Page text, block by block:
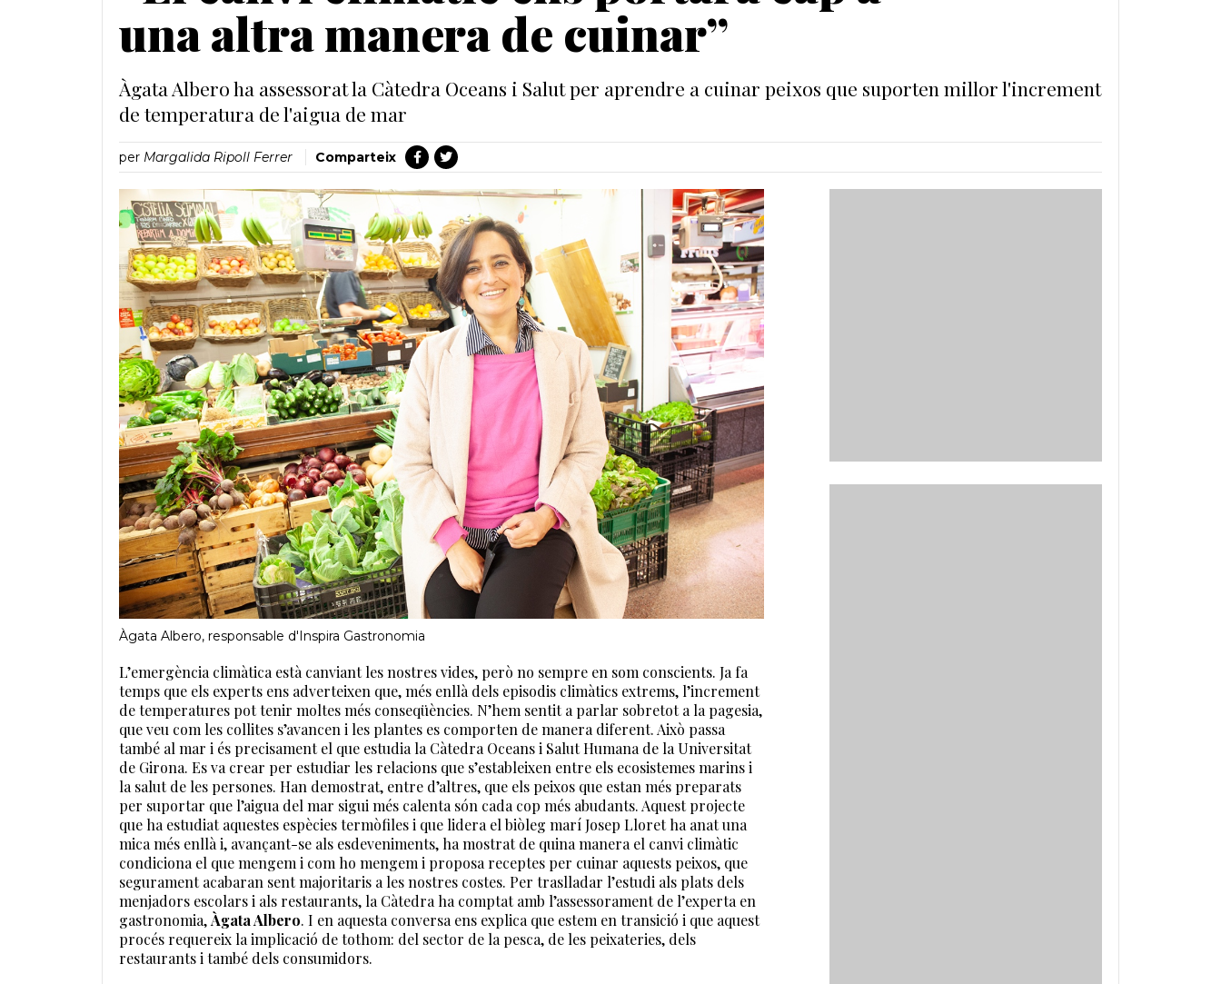
una altra manera de cuinar”
Àgata Albero ha assessorat la Càtedra Oceans i Salut per aprendre a cuinar peixos que suporten millor l'increment
de temperatura de l'aigua de mar
per Margalida Ripoll Ferrer Comparteix
Àgata Albero, responsable d'Inspira Gastronomia
L’emergència climàtica està canviant les nostres vides, però no sempre en som conscients. Ja fa
temps que els experts ens adverteixen que, més enllà dels episodis climàtics extrems, l’increment
de temperatures pot tenir moltes més conseqüències. N’hem sentit a parlar sobretot a la pagesia,
que veu com les collites s’avancen i les plantes es comporten de manera diferent. Això passa
també al mar i és precisament el que estudia la Càtedra Oceans i Salut Humana de la Universitat
de Girona. Es va crear per estudiar les relacions que s’estableixen entre els ecosistemes marins i
la salut de les persones. Han demostrat, entre d’altres, que els peixos que estan més preparats
per suportar que l’aigua del mar sigui més calenta són cada cop més abudants. Aquest projecte
que ha estudiat aquestes espècies termòfiles i que lidera el biòleg marí Josep Lloret ha anat una
mica més enllà i, avançant-se als esdeveniments, ha mostrat de quina manera el canvi climàtic
condiciona el que mengem i com ho mengem i proposa receptes per cuinar aquests peixos, que
segurament acabaran sent majoritaris a les nostres costes. Per traslladar l’estudi als plats dels
menjadors escolars i als restaurants, la Càtedra ha comptat amb l’assessorament de l’experta en
gastronomia,Àgata Albero. I en aquesta conversa ens explica que estem en transició i que aquest
procés requereix la implicació de tothom: del sector de la pesca, de les peixateries, dels
restaurants i també dels consumidors.